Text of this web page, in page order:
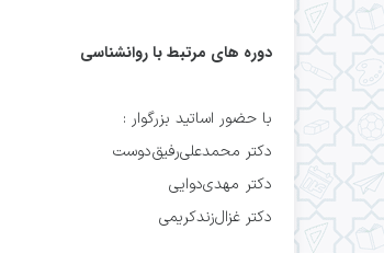
دوره های مرتبط با روانشناسی
با حضور اساتید بزرگوار :
دکتر محمدعلی‌رفیق‌دوست
دکتر مهدی‌دوایی
دکتر غزال‌زندکریمی